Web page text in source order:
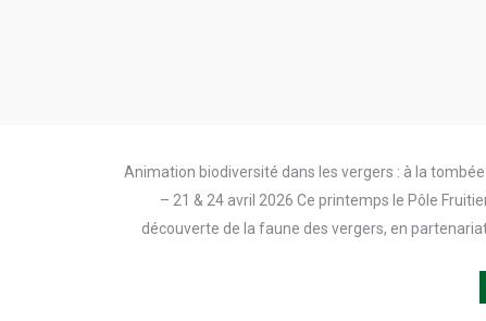
Animation biodiversité dans les vergers : à la
– 21 & 24 avril 2026 Ce printemps le Pôle
découverte de la faune des vergers, en